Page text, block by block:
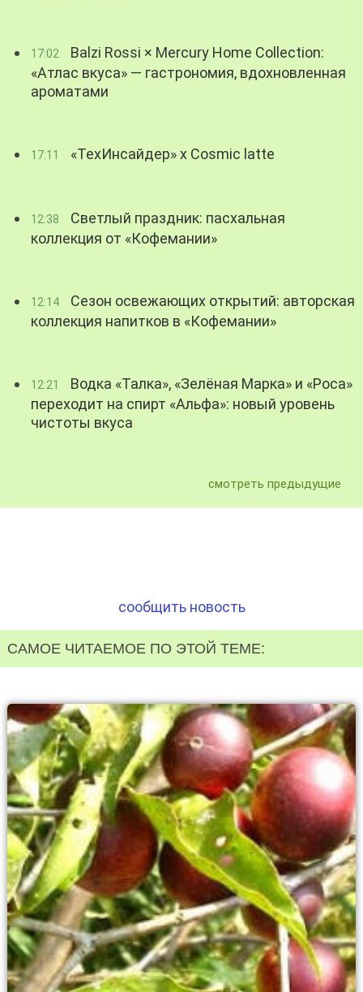
17:02
Balzi Rossi × Mercury Home Collection:
«Атлас вкуса» — гастрономия, вдохновленная
ароматами
17:11 «ТехИнсайдер» х Cosmic latte
12:38
Светлый праздник: пасхальная
коллекция от «Кофемании»
12:14
Сезон освежающих открытий: авторская
коллекция напитков в «Кофемании»
12:21
Водка «Талка», «Зелёная Марка» и «Роса»
переходит на спирт «Альфа»: новый уровень
чистоты вкуса
смотреть предыдущие
сообщить новость
САМОЕ ЧИТАЕМОЕ ПО ЭТОЙ ТЕМЕ: